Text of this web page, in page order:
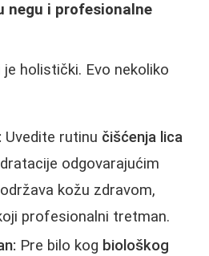
negu i profesionalne
holistički. Evo nekoliko
Uvedite rutinu čišćenja lica
odgovarajućim
kožu zdravom,
profesionalni tretman.
Pre bilo kog biološkog